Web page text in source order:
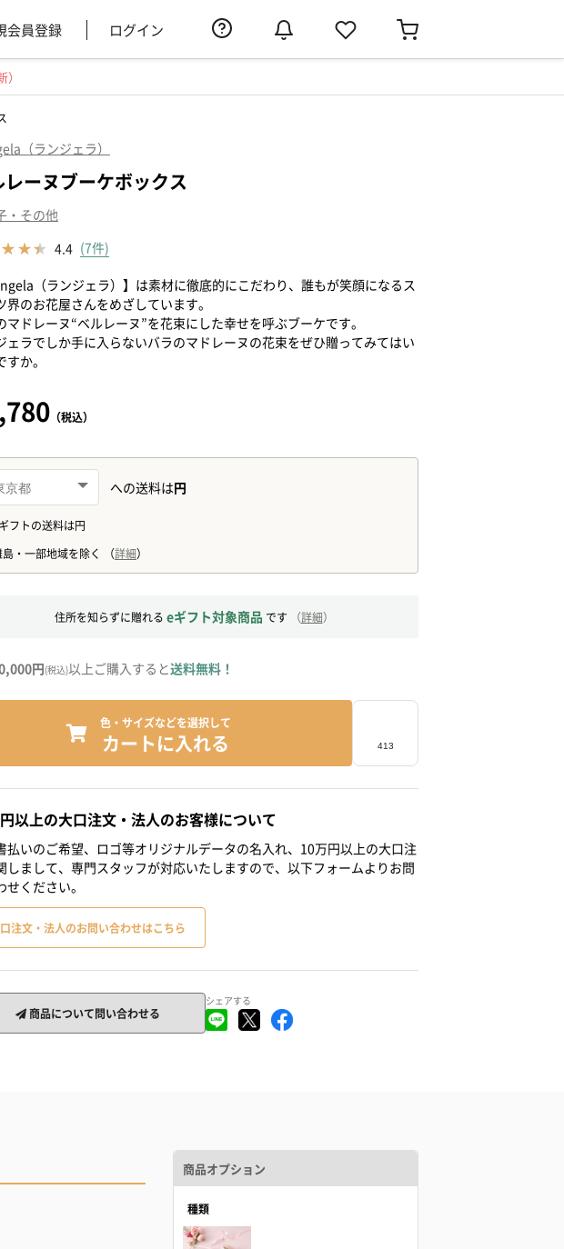
会員登録 ログイン
（ランジェラ）
レーヌブーケボックス
・その他
4.4 (7件)
（ランジェラ）】は素材に徹底的にこだわり、誰もが笑顔になるス
界のお花屋さんをめざしています。
マドレーヌ“ベルレーヌ”を花束にした幸せを呼ぶブーケです。
ェラでしか手に入らないバラのマドレーヌの花束をぜひ贈ってみてはい
すか。
（税込）
住所を知らずに贈れる eギフト対象商品 です （詳細）
円(税込)以上ご購入すると送料無料！
色・サイズなどを選択して
カートに入れる
以上の大口注文・法人のお客様について
払いのご希望、ロゴ等オリジナルデータの名入れ、10万円以上の大口注
しまして、専門スタッフが対応いたしますので、以下フォームよりお問
せください。
注文・法人のお問い合わせはこちら
商品について問い合わせる
シェアする
商品オプション
種類